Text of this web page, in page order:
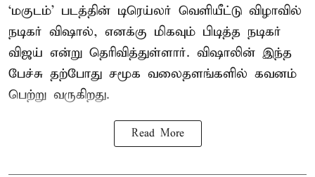
‘மகுடம்’ படத்தின் டிரெய்லர் வெளியீட்டு விழாவில்
நடிகர் விஷால், எனக்கு மிகவும் பிடித்த நடிகர்
விஜய் என்று தெரிவித்துள்ளார். விஷாலின் இந்த
பேச்சு தற்போது சமூக வலைதளங்களில் கவனம்
பெற்று வருகிறது.
Read More